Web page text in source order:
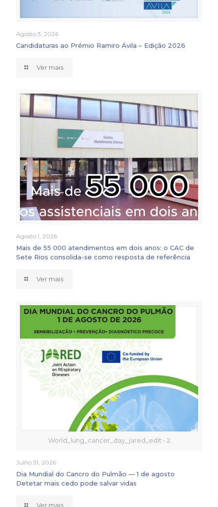
Agosto 3, 2026
Candidaturas ao Prémio Ramiro Ávila – Edição 2026
Ver mais
Agosto 1, 2026
Mais de 55 000 atendimentos em dois anos: o CAC de
Sete Rios consolida-se como resposta de referência
Ver mais
World_lung_cancer_day_jared_edit - 2
Julho 31, 2026
Dia Mundial do Cancro do Pulmão — 1 de agosto
Detetar mais cedo pode salvar vidas
Ver mais